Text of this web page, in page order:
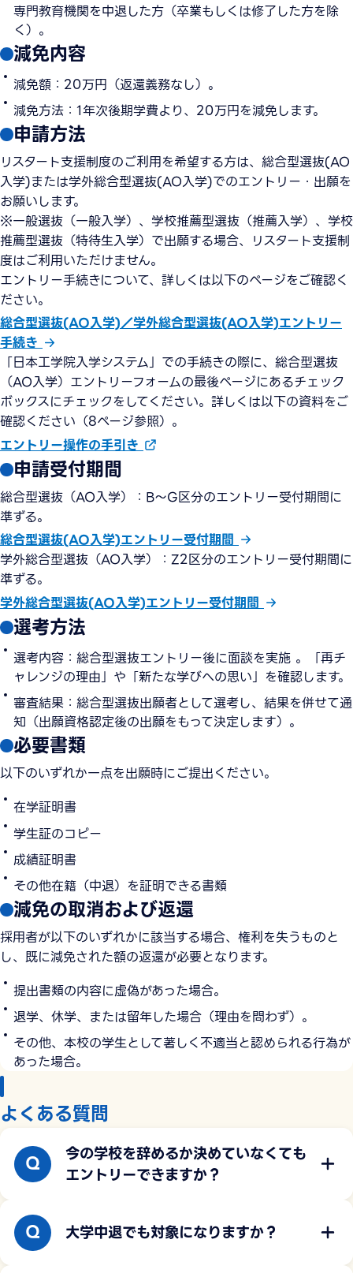
専門教育機関を中退した方（卒業もしくは修了した方を除
く）。
減免内容
減免額：20万円（返還義務なし）。
減免方法：1年次後期学費より、20万円を減免します。
申請方法
リスタート支援制度のご利用を希望する方は、総合型選抜(AO
入学)または学外総合型選抜(AO入学)でのエントリー・出願を
お願いします。
※一般選抜（一般入学）、学校推薦型選抜（推薦入学）、学校
推薦型選抜（特待生入学）で出願する場合、リスタート支援制
度はご利用いただけません。
エントリー手続きについて、詳しくは以下のページをご確認く
ださい。
総合型選抜(AO入学)／学外総合型選抜(AO入学)エントリー
手続き
「日本工学院入学システム」での手続きの際に、総合型選抜
（AO入学）エントリーフォームの最後ページにあるチェック
ボックスにチェックをしてください。詳しくは以下の資料をご
確認ください（8ページ参照）。
エントリー操作の手引き
申請受付期間
総合型選抜（AO入学）：B～G区分のエントリー受付期間に
準ずる。
総合型選抜(AO入学)エントリー受付期間
学外総合型選抜（AO入学）：Z2区分のエントリー受付期間に
準ずる。
学外総合型選抜(AO入学)エントリー受付期間
選考方法
選考内容：総合型選抜エントリー後に面談を実施 。「再チ
ャレンジの理由」や「新たな学びへの思い」を確認します。
審査結果：総合型選抜出願者として選考し、結果を併せて通
知（出願資格認定後の出願をもって決定します）。
必要書類
以下のいずれか一点を出願時にご提出ください。
在学証明書
学生証のコピー
成績証明書
その他在籍（中退）を証明できる書類
減免の取消および返還
採用者が以下のいずれかに該当する場合、権利を失うものと
し、既に減免された額の返還が必要となります。
提出書類の内容に虚偽があった場合。
退学、休学、または留年した場合（理由を問わず）。
その他、本校の学生として著しく不適当と認められる行為が
あった場合。
よくある質問
今の学校を辞めるか決めていなくても
エントリーできますか？
大学中退でも対象になりますか？